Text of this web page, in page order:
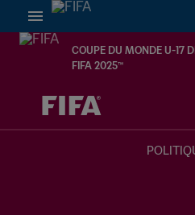
COUPE DU MONDE U-17
FIFA 2025™
à dét. – à dét.